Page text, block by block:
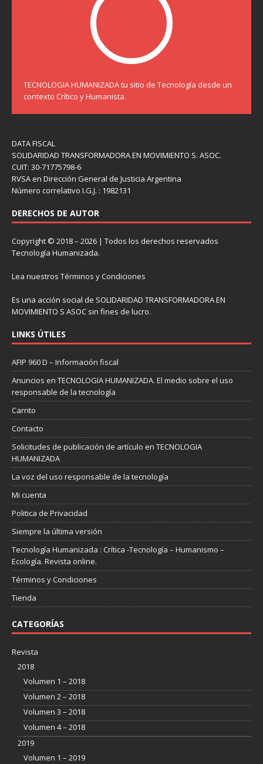
TECNOLOGIA HUMANIZADA tu sitio de Tecnología desde un
contexto Crítico y Humanista.
DATA FISCAL
SOLIDARIDAD TRANSFORMADORA EN MOVIMIENTO S. ASOC.
CUIT: 30-71775798-6
RVSA en Dirección General de Justicia Argentina
Número correlativo I.G.J. : 1982131
DERECHOS DE AUTOR
Copyright © 2018 – 2026 | Todos los derechos reservados
Tecnología Humanizada.
Lea nuestros Términos y Condiciones
Es una acción social de SOLIDARIDAD TRANSFORMADORA EN
MOVIMIENTO S ASOC sin fines de lucro.
LINKS ÚTILES
AFIP 960 D – Información fiscal
Anuncios en TECNOLOGIA HUMANIZADA. El medio sobre el uso
responsable de la tecnología
Carrito
Contacto
Solicitudes de publicación de artículo en TECNOLOGIA
HUMANIZADA
La voz del uso responsable de la tecnología
Mi cuenta
Politica de Privacidad
Siempre la última versión
Tecnología Humanizada : Crítica -Tecnología – Humanismo –
Ecología. Revista online.
Términos y Condiciones
Tienda
CATEGORÍAS
Revista
2018
Volumen 1 – 2018
Volumen 2 – 2018
Volumen 3 – 2018
Volumen 4 – 2018
2019
Volumen 1 – 2019